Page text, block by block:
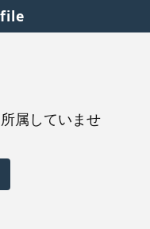
属していませ